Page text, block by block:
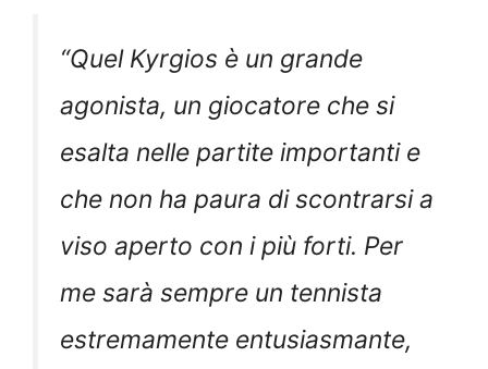
“Quel Kyrgios è un grande
agonista, un giocatore che si
esalta nelle partite importanti e
che non ha paura di scontrarsi a
viso aperto con i più forti. Per
me sarà sempre un tennista
estremamente entusiasmante,